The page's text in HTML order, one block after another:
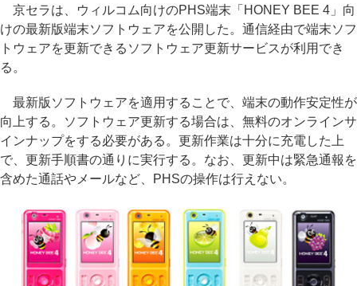
京セラは、ウィルコム向けのPHS端末「HONEY BEE 4」向
けの最新版端末ソフトウェアを公開した。通信経由で端末ソフ
トウェアを更新できるソフトウェア更新サービスが利用でき
る。
最新版ソフトウェアを適用することで、端末の動作安定性が
向上する。ソフトウェア更新する場合は、無料のオンラインサ
インナップをする必要がある。更新作業は十分に充電した上
で、更新手順書の通りに実行する。なお、更新中は緊急通報を
含めた通話やメールなど、PHSの操作は行えない。